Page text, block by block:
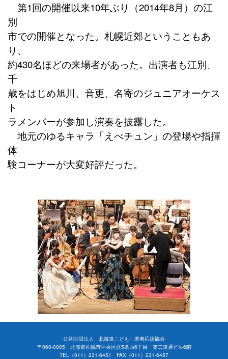
第1回の開催以来10年ぶり（2014年8月）の江
別
市での開催となった。札幌近郊ということもあ
り、
約430名ほどの来場者があった。出演者も江別、
千
歳をはじめ旭川、音更、名寄のジュニアオーケス
ト
ラメンバーが参加し演奏を披露した。
地元のゆるキャラ「えべチュン」の登場や指揮
体
験コーナーが大変好評だった。
公益財団法人 北海道こども・若者応援協会
〒060-0005 北海道札幌市中央区北5条西6丁目 第二道通ビル6階
TEL（011）231-6451 FAX（011）231-6457